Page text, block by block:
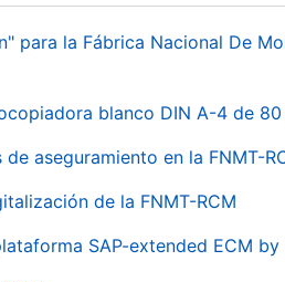
para la Fábrica Nacional De
blanco DIN A-4 de 80
aseguramiento en la FNMT-
de la FNMT-RCM
SAP-extended ECM by